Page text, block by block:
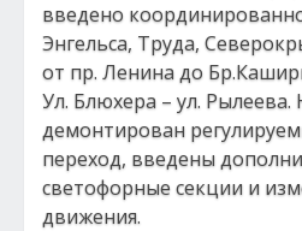
введено
Энгельса, Труда,
от пр. Ленина до
Ул. Блюхера – ул. Рылеева.
демонтирован
переход, введены
светофорные секции и
движения.